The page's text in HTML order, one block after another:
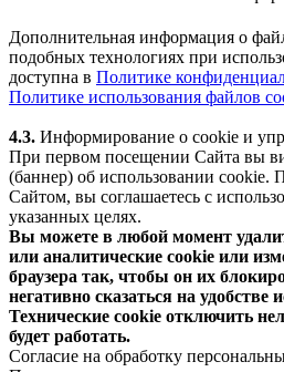
Дополнительная информация о
подобных технологиях при
доступна в Политике
Политике использования файлов
4.3. Информирование о cookie и
При первом посещении Сайта вы
(баннер) об использовании cookie.
Сайтом, вы соглашаетесь с
указанных целях.
Вы можете в любой момент
или аналитические cookie или
браузера так, чтобы он их
негативно сказаться на удобстве
Технические cookie отключить
будет работать.
Согласие на обработку